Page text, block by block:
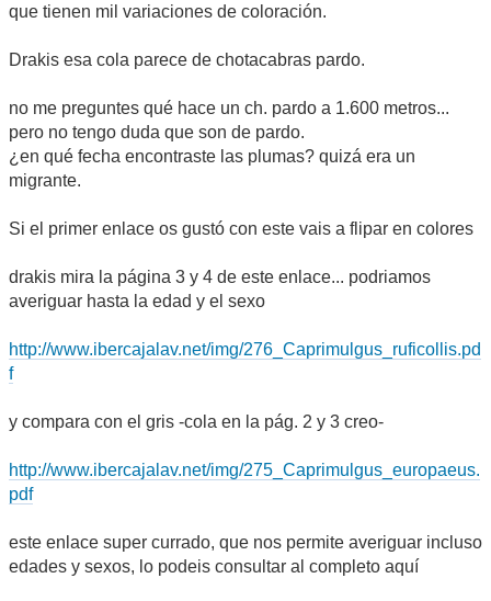
que tienen mil variaciones de coloración.
Drakis esa cola parece de chotacabras pardo.
no me preguntes qué hace un ch. pardo a 1.600 metros...
pero no tengo duda que son de pardo.
¿en qué fecha encontraste las plumas? quizá era un
migrante.
Si el primer enlace os gustó con este vais a flipar en colores
drakis mira la página 3 y 4 de este enlace... podriamos
averiguar hasta la edad y el sexo
http://www.ibercajalav.net/img/276_Caprimulgus_ruficollis.pd
f
y compara con el gris -cola en la pág. 2 y 3 creo-
http://www.ibercajalav.net/img/275_Caprimulgus_europaeus.
pdf
este enlace super currado, que nos permite averiguar incluso
edades y sexos, lo podeis consultar al completo aquí